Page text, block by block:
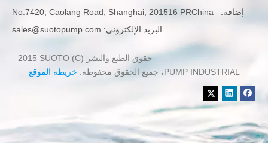
إضافة: No.7420, Caolang Road, Shanghai, 201516 PRChina
البريد الإلكتروني: sales@suotopump.com
حقوق الطبع والنشر (C) 2015 SUOTO
PUMP INDUSTRIAL، جميع الحقوق محفوظة.
خريطة الموقع